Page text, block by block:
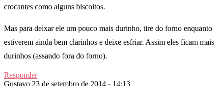
crocantes como alguns biscoitos.
Mas para deixar ele um pouco mais durinho, tire do forno enquanto
estiverem ainda bem clarinhos e deixe esfriar. Assim eles ficam mais
durinhos (assando fora do forno).
Responder
Gustavo 23 de setembro de 2014 - 14:13